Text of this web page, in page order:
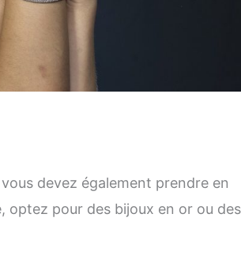
devez également prendre en
optez pour des bijoux en or ou des